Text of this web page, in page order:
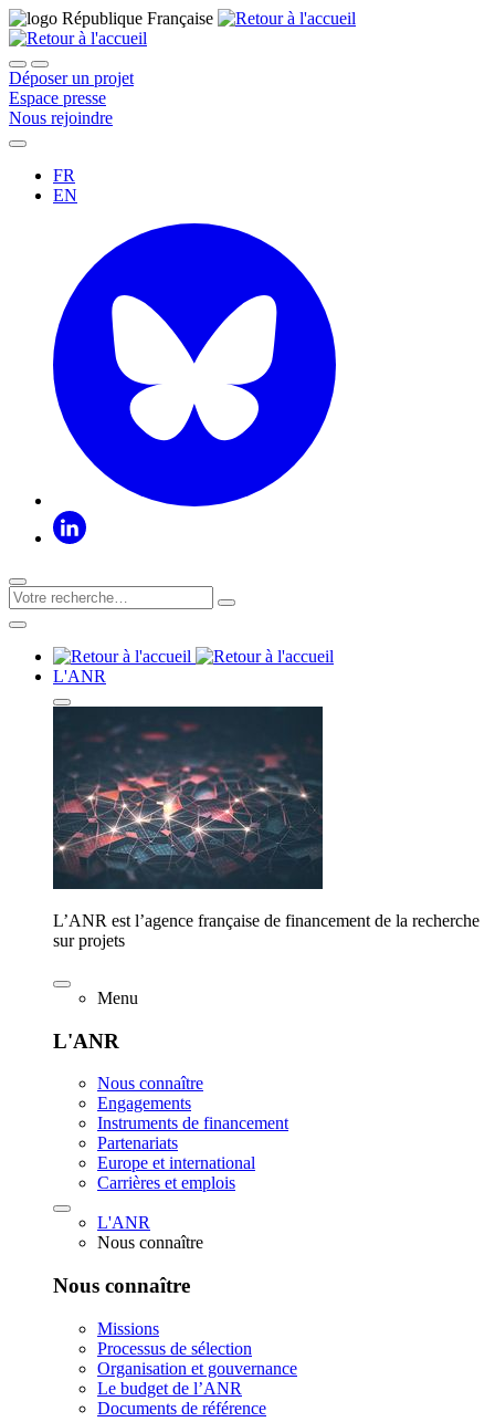
Déposer un projet
Espace presse
Nous rejoindre
FR
EN
L'ANR
L’ANR est l’agence française de financement de la recherche
sur projets
Menu
L'ANR
Nous connaître
Engagements
Instruments de financement
Partenariats
Europe et international
Carrières et emplois
L'ANR
Nous connaître
Nous connaître
Missions
Processus de sélection
Organisation et gouvernance
Le budget de l’ANR
Documents de référence